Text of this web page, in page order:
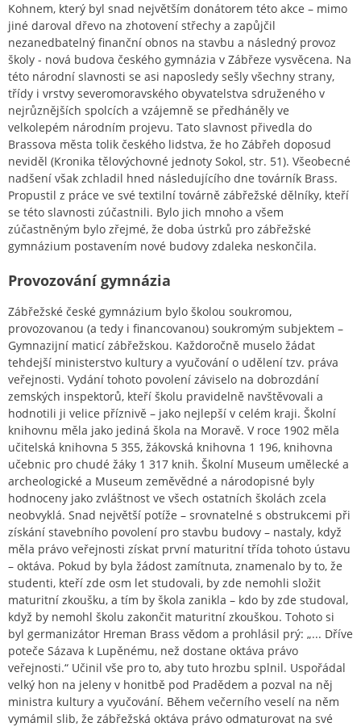
Kohnem, který byl snad největším donátorem této akce – mimo
jiné daroval dřevo na zhotovení střechy a zapůjčil
nezanedbatelný finanční obnos na stavbu a následný provoz
školy - nová budova českého gymnázia v Zábřeze vysvěcena. Na
této národní slavnosti se asi naposledy sešly všechny strany,
třídy i vrstvy severomoravského obyvatelstva sdruženého v
nejrůznějších spolcích a vzájemně se předháněly ve
velkolepém národním projevu. Tato slavnost přivedla do
Brassova města tolik českého lidstva, že ho Zábřeh doposud
neviděl (Kronika tělovýchovné jednoty Sokol, str. 51). Všeobecné
nadšení však zchladil hned následujícího dne továrník Brass.
Propustil z práce ve své textilní továrně zábřežské dělníky, kteří
se této slavnosti zúčastnili. Bylo jich mnoho a všem
zúčastněným bylo zřejmé, že doba ústrků pro zábřežské
gymnázium postavením nové budovy zdaleka neskončila.
Provozování gymnázia
Zábřežské české gymnázium bylo školou soukromou,
provozovanou (a tedy i financovanou) soukromým subjektem –
Gymnazijní maticí zábřežskou. Každoročně muselo žádat
tehdejší ministerstvo kultury a vyučování o udělení tzv. práva
veřejnosti. Vydání tohoto povolení záviselo na dobrozdání
zemských inspektorů, kteří školu pravidelně navštěvovali a
hodnotili ji velice příznivě – jako nejlepší v celém kraji. Školní
knihovnu měla jako jediná škola na Moravě. V roce 1902 měla
učitelská knihovna 5 355, žákovská knihovna 1 196, knihovna
učebnic pro chudé žáky 1 317 knih. Školní Museum umělecké a
archeologické a Museum zeměvědné a národopisné byly
hodnoceny jako zvláštnost ve všech ostatních školách zcela
neobvyklá. Snad největší potíže – srovnatelné s obstrukcemi při
získání stavebního povolení pro stavbu budovy – nastaly, když
měla právo veřejnosti získat první maturitní třída tohoto ústavu
– oktáva. Pokud by byla žádost zamítnuta, znamenalo by to, že
studenti, kteří zde osm let studovali, by zde nemohli složit
maturitní zkoušku, a tím by škola zanikla – kdo by zde studoval,
když by nemohl školu zakončit maturitní zkouškou. Tohoto si
byl germanizátor Hreman Brass vědom a prohlásil prý: „... Dříve
poteče Sázava k Lupěnému, než dostane oktáva právo
veřejnosti.“ Učinil vše pro to, aby tuto hrozbu splnil. Uspořádal
velký hon na jeleny v honitbě pod Pradědem a pozval na něj
ministra kultury a vyučování. Během večerního veselí na něm
vymámil slib, že zábřežská oktáva právo odmaturovat na své